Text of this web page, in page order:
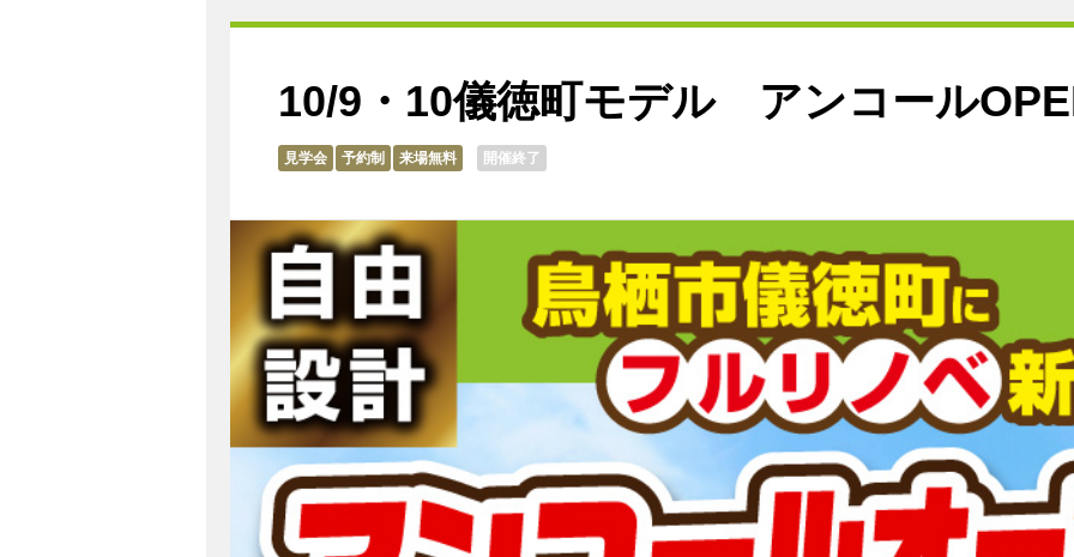
10/9・10儀徳町モデル アンコール
見学会 予約制 来場無料 開催終了